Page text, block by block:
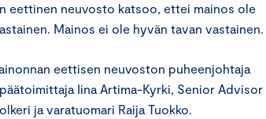
eettinen neuvosto katsoo, ettei mainos ole
Mainos ei ole hyvän tavan vastainen.
eettisen neuvoston puheenjohtaja
Iina Artima-Kyrki, Senior Advisor
ja varatuomari Raija Tuokko.